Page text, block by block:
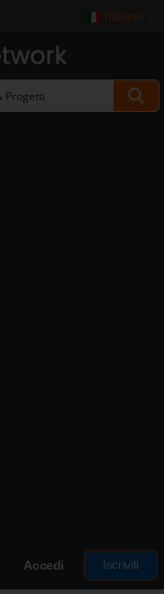
Italiano
Accedi Iscriviti